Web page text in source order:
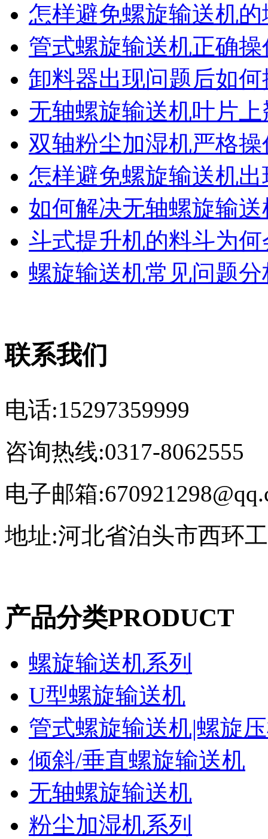
怎样避免螺旋输送机
管式螺旋输送机正确
卸料器出现问题后如何
无轴螺旋输送机叶片
双轴粉尘加湿机严格操
怎样避免螺旋输送机
如何解决无轴螺旋输
斗式提升机的料斗为
螺旋输送机常见问题
联系我们
电话:15297359999
咨询热线:0317-8062555
电子邮箱
地址:河北省泊头市西环
产品分类PRODUCT
螺旋输送机系列
U型螺旋输送机
管式螺旋输送机|螺旋
倾斜/垂直螺旋输送机
无轴螺旋输送机
粉尘加湿机系列